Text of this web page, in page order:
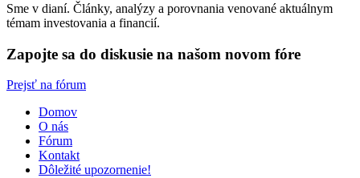
Sme v dianí. Články, analýzy a porovnania venované aktuálnym
témam investovania a financií.
Zapojte sa do diskusie na našom novom fóre
Prejsť na fórum
Domov
O nás
Fórum
Kontakt
Dôležité upozornenie!